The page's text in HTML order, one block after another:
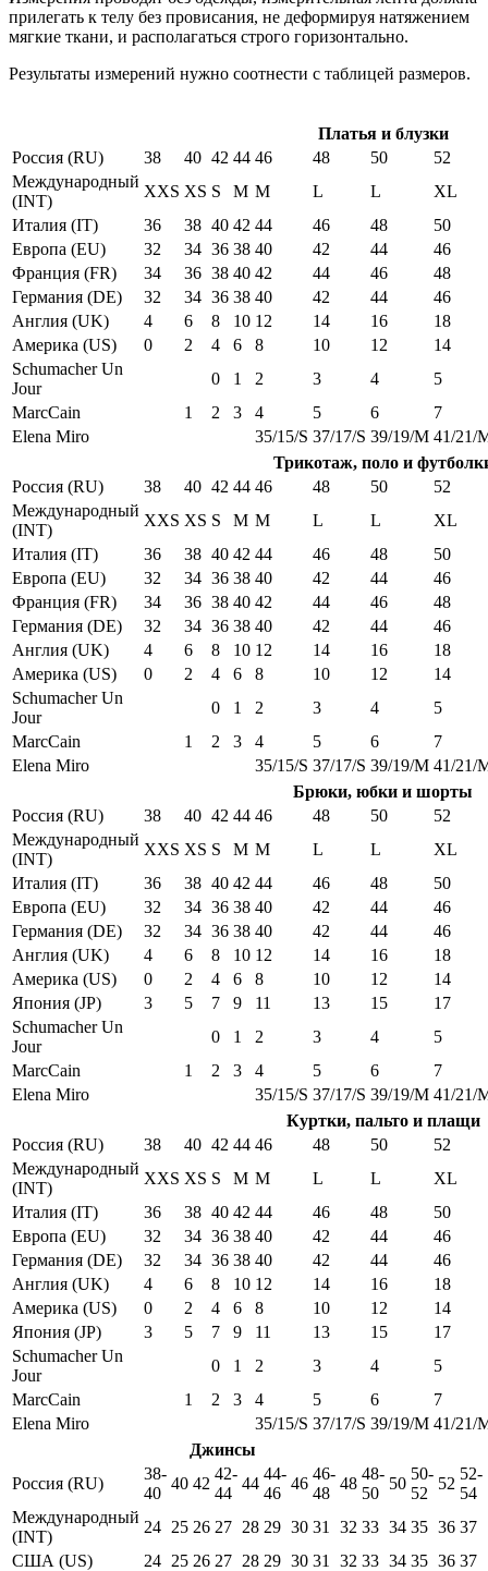
прилегать к телу без провисания, не деформируя натяжением
мягкие ткани, и располагаться строго горизонтально.
Результаты измерений нужно соотнести с таблицей размеров.
Платья и блузки
Россия (RU)
38 40 42 44 46 48 50
52
Международный
(INT)
XXS XS S M M L L
XL
Италия (IT)
36 38 40 42 44 46 48
50
Европа (EU)
32 34 36 38 40 42 44
46
Франция (FR)
34 36 38 40 42 44 46
48
Германия (DE)
32 34 36 38 40 42 44
46
Англия (UK)
4 6 8 10 12 14 16
18
Америка (US)
0 2 4 6 8 10 12
14
Schumacher Un
Jour
0 1 2 3 4
5
MarcCain
1 2 3 4 5 6
7
Elena Miro
35/15/S 37/17/S 39/19/M 41/21/
Трикотаж, поло и
Россия (RU)
38 40 42 44 46 48 50
52
Международный
(INT)
XXS XS S M M L L
XL
Италия (IT)
36 38 40 42 44 46 48
50
Европа (EU)
32 34 36 38 40 42 44
46
Франция (FR)
34 36 38 40 42 44 46
48
Германия (DE)
32 34 36 38 40 42 44
46
Англия (UK)
4 6 8 10 12 14 16
18
Америка (US)
0 2 4 6 8 10 12
14
Schumacher Un
Jour
0 1 2 3 4
5
MarcCain
1 2 3 4 5 6
7
Elena Miro
35/15/S 37/17/S 39/19/M 41/21/
Брюки, юбки и шорты
Россия (RU)
38 40 42 44 46 48 50
52
Международный
(INT)
XXS XS S M M L L
XL
Италия (IT)
36 38 40 42 44 46 48
50
Европа (EU)
32 34 36 38 40 42 44
46
Германия (DE)
32 34 36 38 40 42 44
46
Англия (UK)
4 6 8 10 12 14 16
18
Америка (US)
0 2 4 6 8 10 12
14
Япония (JP)
3 5 7 9 11 13 15
17
Schumacher Un
Jour
0 1 2 3 4
5
MarcCain
1 2 3 4 5 6
7
Elena Miro
35/15/S 37/17/S 39/19/M 41/21/
Куртки, пальто и плащи
Россия (RU)
38 40 42 44 46 48 50
52
Международный
(INT)
XXS XS S M M L L
XL
Италия (IT)
36 38 40 42 44 46 48
50
Европа (EU)
32 34 36 38 40 42 44
46
Германия (DE)
32 34 36 38 40 42 44
46
Англия (UK)
4 6 8 10 12 14 16
18
Америка (US)
0 2 4 6 8 10 12
14
Япония (JP)
3 5 7 9 11 13 15
17
Schumacher Un
Jour
0 1 2 3 4
5
MarcCain
1 2 3 4 5 6
7
Elena Miro
35/15/S 37/17/S 39/19/M 41/21/
Джинсы
Россия (RU)
38-
40
40 42
42-
44
44
44-
46
46
46-
48
48
48-
50
50
50-
52
52
52-
54
Международный
(INT)
24 25 26 27 28 29 30 31 32 33 34 35 36 37
США (US)
24 25 26 27 28 29 30 31 32 33 34 35 36 37